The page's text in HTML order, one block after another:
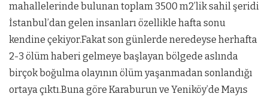
mahallelerinde bulunan toplam 3500 m2’lik sahil şeridi
İstanbul’dan gelen insanları özellikle hafta sonu
kendine çekiyor.Fakat son günlerde neredeyse herhafta
2-3 ölüm haberi gelmeye başlayan bölgede aslında
birçok boğulma olayının ölüm yaşanmadan sonlandığı
ortaya çıktı.Buna göre Karaburun ve Yeniköy’de Mayıs